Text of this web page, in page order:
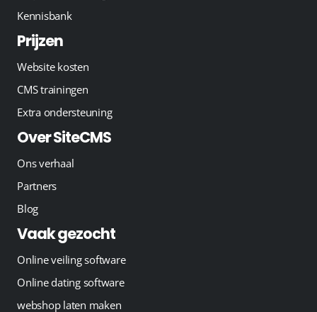
Kennisbank
Prijzen
Website kosten
CMS trainingen
Extra ondersteuning
Over SiteCMS
Ons verhaal
Partners
Blog
Vaak gezocht
Online veiling software
Online dating software
webshop laten maken